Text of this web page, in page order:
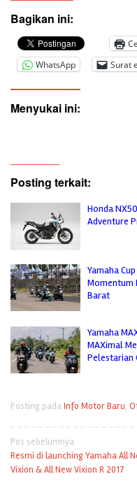
Bagikan ini:
WhatsApp
Surat
Menyukai ini:
Posting terkait:
Honda
Adventure
Yamaha
Momentum
Barat
Yamaha
MAXimal
Pelestarian
Posting padaInfo Motor Baru,
Navigasi
pos
Pos sebelumnya
Resmi di launching Yamaha All
Vixion & All New Vixion R 2017